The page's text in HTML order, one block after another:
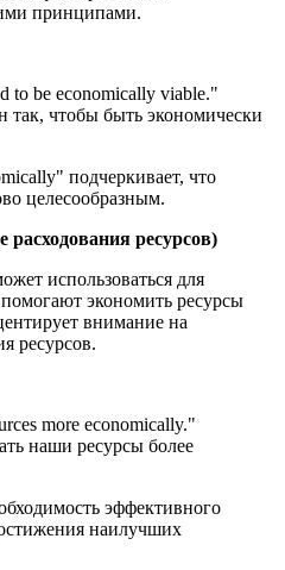
принципами.
to be economically viable."
так, чтобы быть экономически
подчеркивает, что
целесообразным.
расходования ресурсов)
использоваться для
экономить ресурсы
внимание на
ресурсов.
more economically."
наши ресурсы более
эффективного
наилучших